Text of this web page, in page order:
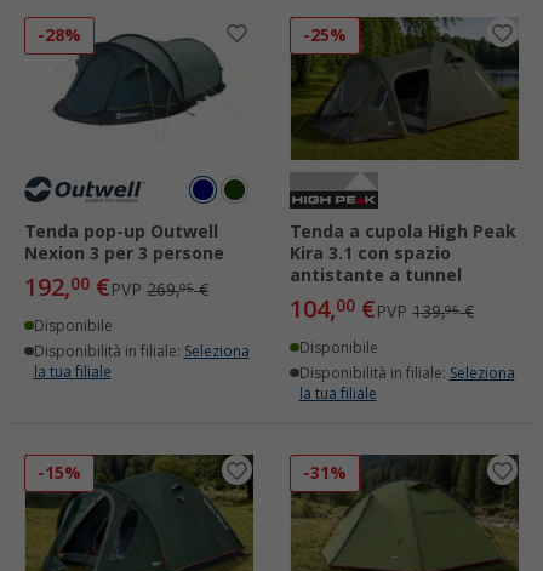
-28%
Tenda pop-up Outwell
Nexion 3 per 3 persone
192,00 €PVP 269,95€
Disponibile
Disponibilità in filiale: Seleziona
la tua filiale
-25%
Tenda a cupola High Peak
Kira 3.1 con spazio
antistante a tunnel
104,00 €PVP 139,95€
Disponibile
Disponibilità in filiale: Seleziona
la tua filiale
-15% -31%